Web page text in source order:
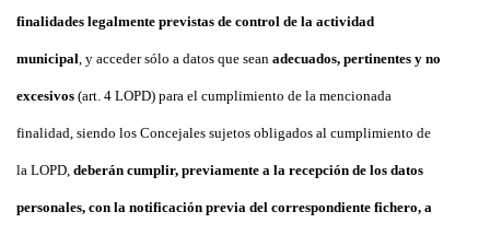
finalidades legalmente previstas de control de la actividad
municipal, y acceder sólo a datos que sean adecuados, pertinentes y no
excesivos (art. 4 LOPD) para el cumplimiento de la mencionada
finalidad, siendo los Concejales sujetos obligados al cumplimiento de
la LOPD, deberán cumplir, previamente a la recepción de los datos
personales, con la notificación previa del correspondiente fichero, a